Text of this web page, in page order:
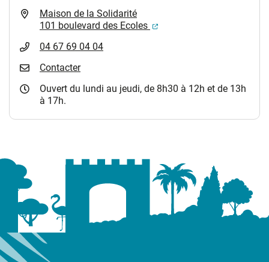
Maison de la Solidarité
101 boulevard des Ecoles
(ouverture dans un
04 67 69 04 04
Contacter
Ouvert du lundi au jeudi, de 8h30 à 12h et de 13h
à 17h.